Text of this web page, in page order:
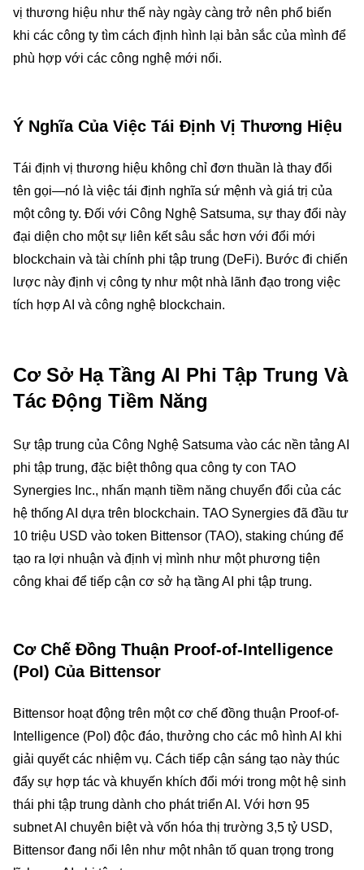
vị thương hiệu như thế này ngày càng trở nên phổ biến
khi các công ty tìm cách định hình lại bản sắc của mình để
phù hợp với các công nghệ mới nổi.
Ý Nghĩa Của Việc Tái Định Vị Thương Hiệu
Tái định vị thương hiệu không chỉ đơn thuần là thay đổi
tên gọi—nó là việc tái định nghĩa sứ mệnh và giá trị của
một công ty. Đối với Công Nghệ Satsuma, sự thay đổi này
đại diện cho một sự liên kết sâu sắc hơn với đổi mới
blockchain và tài chính phi tập trung (DeFi). Bước đi chiến
lược này định vị công ty như một nhà lãnh đạo trong việc
tích hợp AI và công nghệ blockchain.
Cơ Sở Hạ Tầng AI Phi Tập Trung Và
Tác Động Tiềm Năng
Sự tập trung của Công Nghệ Satsuma vào các nền tảng AI
phi tập trung, đặc biệt thông qua công ty con TAO
Synergies Inc., nhấn mạnh tiềm năng chuyển đổi của các
hệ thống AI dựa trên blockchain. TAO Synergies đã đầu tư
10 triệu USD vào token Bittensor (TAO), staking chúng để
tạo ra lợi nhuận và định vị mình như một phương tiện
công khai để tiếp cận cơ sở hạ tầng AI phi tập trung.
Cơ Chế Đồng Thuận Proof-of-Intelligence
(PoI) Của Bittensor
Bittensor hoạt động trên một cơ chế đồng thuận Proof-of-
Intelligence (PoI) độc đáo, thưởng cho các mô hình AI khi
giải quyết các nhiệm vụ. Cách tiếp cận sáng tạo này thúc
đẩy sự hợp tác và khuyến khích đổi mới trong một hệ sinh
thái phi tập trung dành cho phát triển AI. Với hơn 95
subnet AI chuyên biệt và vốn hóa thị trường 3,5 tỷ USD,
Bittensor đang nổi lên như một nhân tố quan trọng trong